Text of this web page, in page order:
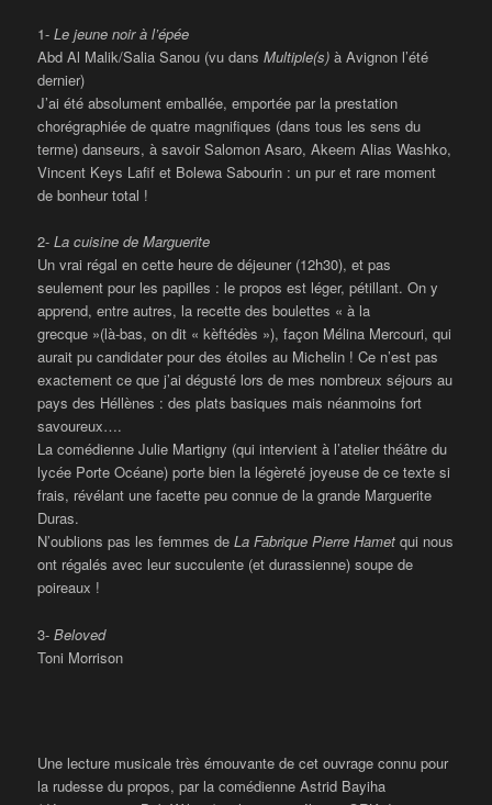
1-Le jeune noir à l’épée
Abd Al Malik/Salia Sanou (vu dansMultiple(s) à Avignon l’été
dernier)
J’ai été absolument emballée, emportée par la prestation
chorégraphiée de quatre magnifiques (dans tous les sens du
terme) danseurs, à savoir Salomon Asaro, Akeem Alias Washko,
Vincent Keys Lafif et Bolewa Sabourin : un pur et rare moment
de bonheur total !
2-La cuisine de Marguerite
Un vrai régal en cette heure de déjeuner (12h30), et pas
seulement pour les papilles : le propos est léger, pétillant. On y
apprend, entre autres, la recette des boulettes « à la
grecque »(là-bas, on dit « kèftédès »), façon Mélina Mercouri, qui
aurait pu candidater pour des étoiles au Michelin ! Ce n’est pas
exactement ce que j’ai dégusté lors de mes nombreux séjours au
pays des Héllènes : des plats basiques mais néanmoins fort
savoureux….
La comédienne Julie Martigny (qui intervient à l’atelier théâtre du
lycée Porte Océane) porte bien la légèreté joyeuse de ce texte si
frais, révélant une facette peu connue de la grande Marguerite
Duras.
N’oublions pas les femmes deLa Fabrique Pierre Hamet qui nous
ont régalés avec leur succulente (et durassienne) soupe de
poireaux !
3- Beloved
Toni Morrison
Une lecture musicale très émouvante de cet ouvrage connu pour
la rudesse du propos, par la comédienne Astrid Bayiha